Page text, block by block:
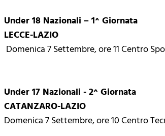
Under 18 Nazionali – 1^ Giornata
LECCE-LAZIO
Domenica 7 Settembre, ore 11 Centro
Under 17 Nazionali - 2^ Giornata
CATANZARO-LAZIO
Domenica 7 Settembre, ore 10 Centro